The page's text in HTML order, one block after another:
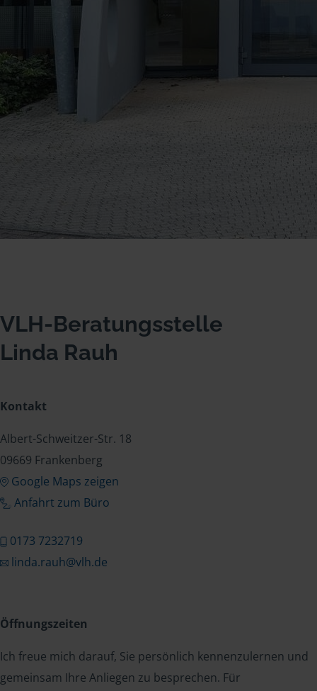
VLH-Beratungsstelle
Linda Rauh
Kontakt
Albert-Schweitzer-Str. 18
09669 Frankenberg
Google Maps zeigen
Anfahrt zum Büro
0173 7232719
linda.rauh@vlh.de
Öffnungszeiten
Ich freue mich darauf, Sie persönlich kennenzulernen und
gemeinsam Ihre Anliegen zu besprechen. Für